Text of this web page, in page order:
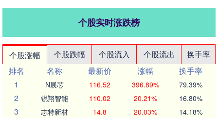
个股实时涨跌榜
个股涨幅 个股跌幅 个股流入 个股流出
换手率
排名
名称 最新价 涨幅
换手率
1
N展芯 116.52 396.89% 79.39%
2 锐翔智能 110.02 20.21% 16.80%
3 志特新材 14.8 20.03% 14.18%